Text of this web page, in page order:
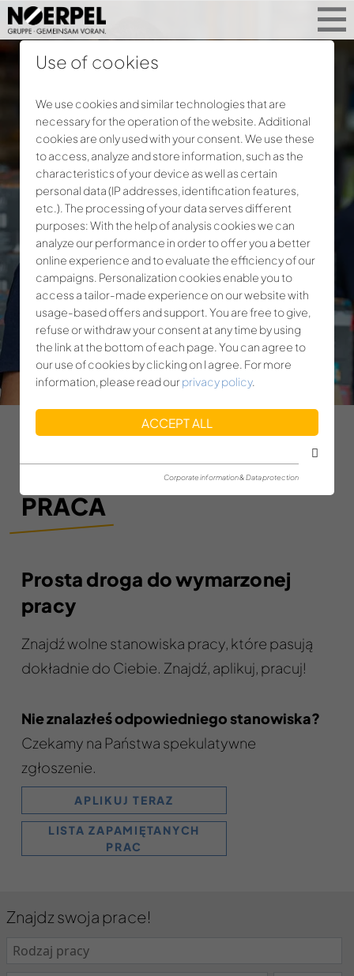
TWOJA NOWA
PRACA
Prosta droga do wymarzonej
pracy
Znajdź wolne stanowiska pracy, które pasują
dokładnie do Ciebie. Znajdź, aplikuj, pracuj!
Nie znalazłeś odpowiedniego stanowiska?
Czekamy na Państwa spekulatywne
zgłoszenie.
APLIKUJ TERAZ
LISTA ZAPAMIĘTANYCH
PRAC
Znajdz swoja prace!
Use of cookies
We use cookies and similar technologies that are
necessary for the operation of the website. Additional
cookies are only used with your consent. We use these
to access, analyze and store information, such as the
characteristics of your device as well as certain
personal data (IP addresses, identification features,
etc.). The processing of your data serves different
purposes: With the help of analysis cookies we can
analyze our performance in order to offer you a better
online experience and to evaluate the efficiency of our
campaigns. Personalization cookies enable you to
access a tailor-made experience on our website with
usage-based offers and support. You are free to give,
refuse or withdraw your consent at any time by using
the link at the bottom of each page. You can agree to
our use of cookies by clicking on I agree. For more
information, please read ourprivacy policy.
ACCEPT ALL
Corporate information & Data protection